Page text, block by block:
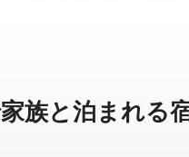
族⁠と泊⁠ま⁠れ⁠る